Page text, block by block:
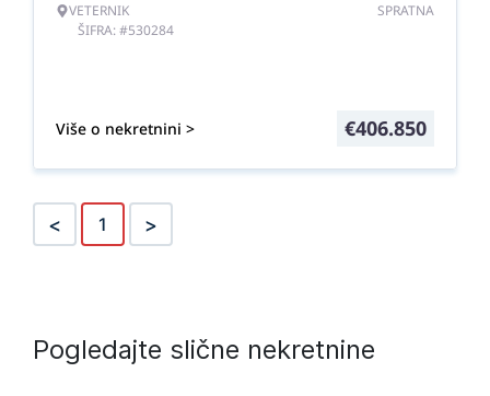
VETERNIK
ŠIFRA: #530284
SPRATNA
Više o nekretnini > €406.850
< 1 >
Pogledajte slične nekretnine